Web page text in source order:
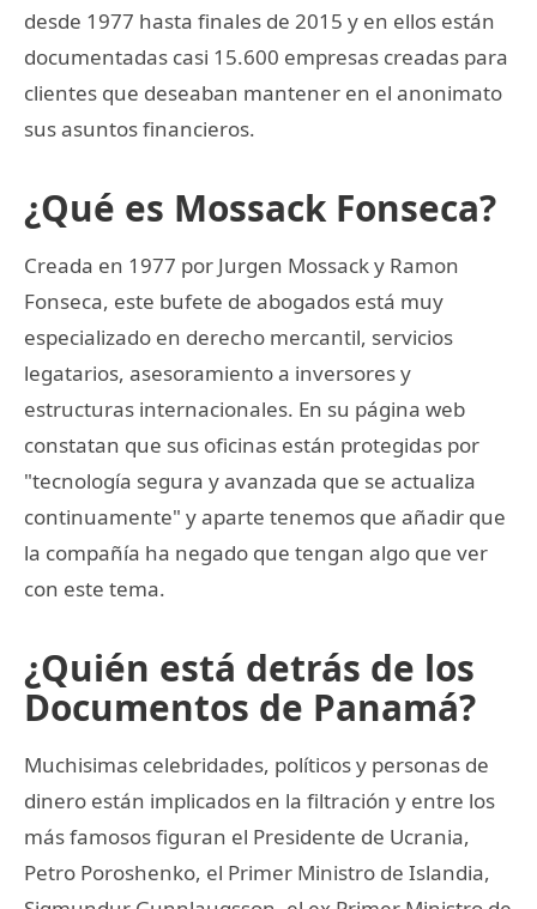
desde 1977 hasta finales de 2015 y en ellos están
documentadas casi 15.600 empresas creadas para
clientes que deseaban mantener en el anonimato
sus asuntos financieros.
¿Qué es Mossack Fonseca?
Creada en 1977 por Jurgen Mossack y Ramon
Fonseca, este bufete de abogados está muy
especializado en derecho mercantil, servicios
legatarios, asesoramiento a inversores y
estructuras internacionales. En su página web
constatan que sus oficinas están protegidas por
"tecnología segura y avanzada que se actualiza
continuamente" y aparte tenemos que añadir que
la compañía ha negado que tengan algo que ver
con este tema.
¿Quién está detrás de los
Documentos de Panamá?
Muchisimas celebridades, políticos y personas de
dinero están implicados en la filtración y entre los
más famosos figuran el Presidente de Ucrania,
Petro Poroshenko, el Primer Ministro de Islandia,